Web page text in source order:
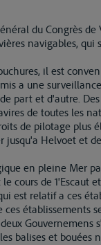
du Congrès
navigables, qui
il est
a une
part et d'autre.
de toutes les
de pilotage plus
jusqu'a Helvoet et
en pleine Mer
cours de 1'Escaut
est relatif a ces
établissements
Gouvernemens
balises et bouées